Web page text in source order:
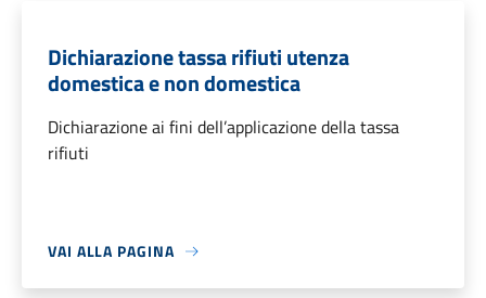
Dichiarazione tassa rifiuti utenza
domestica e non domestica
Dichiarazione ai fini dell’applicazione della tassa
rifiuti
VAI ALLA PAGINA